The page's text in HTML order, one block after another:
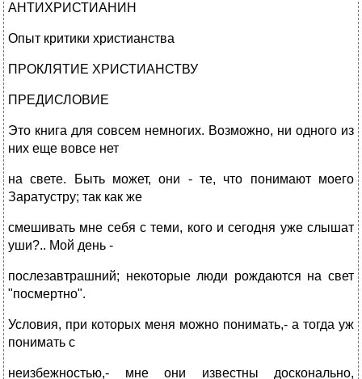
АНТИХРИСТИАНИН
Опыт критики христианства
ПРОКЛЯТИЕ ХРИСТИАНСТВУ
ПРЕДИСЛОВИЕ
Это книга для совсем немногих. Возможно, ни одного из
них еще вовсе нет
на свете. Быть может, они - те, что понимают моего
Заратустру; так как же
смешивать мне себя с теми, кого и сегодня уже слышат
уши?.. Мой день -
послезавтрашний; некоторые люди рождаются на свет
"посмертно".
Условия, при которых меня можно понимать,- а тогда уж
понимать с
неизбежностью,- мне они известны досконально,